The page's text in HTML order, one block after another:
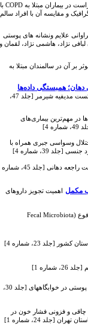
بررسی عملکرد بطن راست در بیماران مبتلا به COPD با
و مقایسه آن با افراد سالم
علایم ونشانه های پوستی
نژاد، هاشمی نژاد، لقمان و
آن در سالمندان مبتلا به
همبستگی داده‌ها
بررسی همبستگی تعیین میزان بزاق در روش های Spitting و تست مدیفیه شیرمر [جلد 47،
مهم‌ترین بیماری‌های
وسواسی جبری همراه با
39، شماره 4]
بررسی ارتباط میزان ویتامین D سرم و آفت راجعه دهانی [جلد 45، شماره
اهمیت تجویز داروهای
مروری بر پیوند میکروبیوتای مدفوع (Fecal Microbiota
23، شماره 4]
1]
بررسی فراوانی بیماریهای پوستی در خوابگاههای [جلد 30،
و فزونی فشار خون در